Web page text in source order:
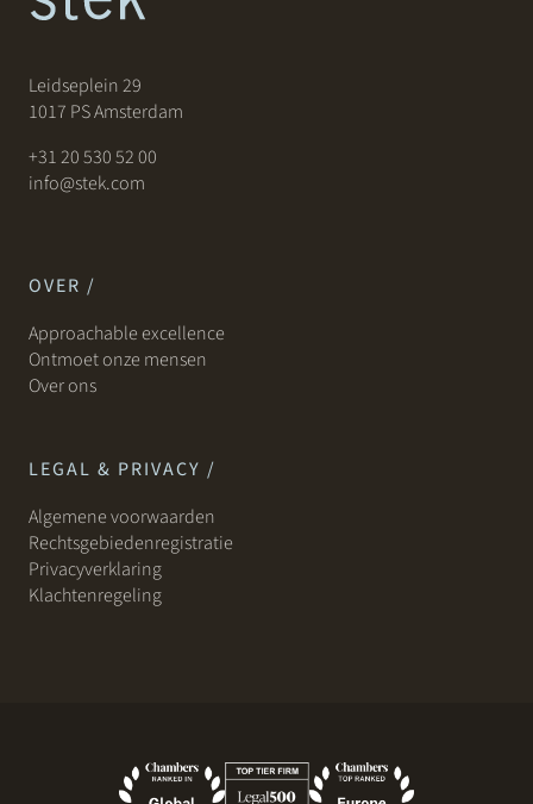
Leidseplein 29
1017 PS Amsterdam
+31 20 530 52 00
info@stek.com
OVER /
Approachable excellence
Ontmoet onze mensen
Over ons
LEGAL & PRIVACY /
Algemene voorwaarden
Rechtsgebiedenregistratie
Privacyverklaring
Klachtenregeling